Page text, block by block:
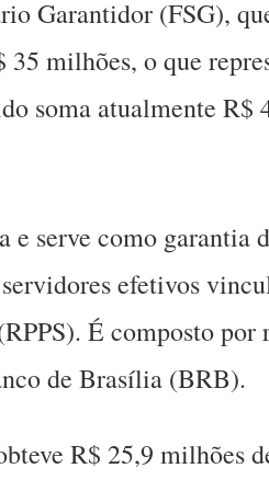
Garantidor (FSG),
milhões, o que
soma atualmente R$
e serve como garantia
efetivos
É composto por
de Brasília (BRB).
R$ 25,9 milhões